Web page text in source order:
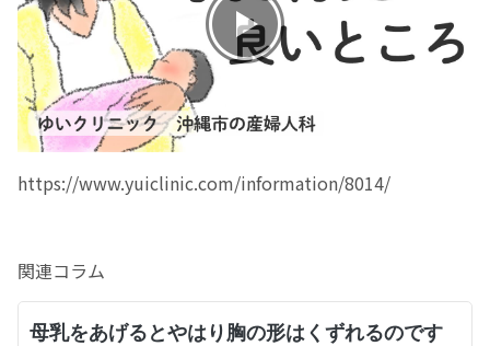
https://www.yuiclinic.com/information/8014/
関連コラム